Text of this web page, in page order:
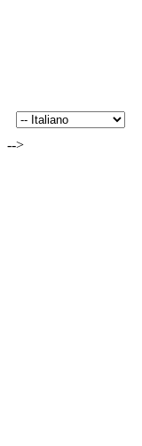
-->